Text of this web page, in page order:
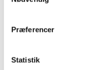
Præferencer
Statistik